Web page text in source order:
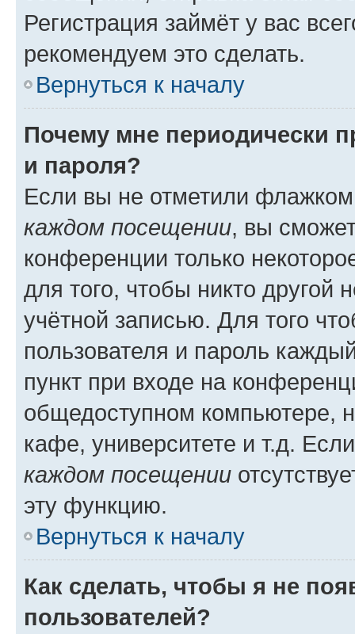
Регистрация займёт у вас
рекомендуем это сделать.
Вернуться к началу
Почему мне периодически
и пароля?
Если вы не отметили
каждом посещении, вы
конференции только
для того, чтобы никто другой
учётной записью. Для того
пользователя и пароль
пункт при входе на
общедоступном компьютере,
кафе, университете и т.д.
каждом посещении
эту функцию.
Вернуться к началу
Как сделать, чтобы я не
пользователей?